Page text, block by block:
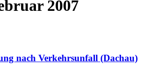
2007
nach Verkehrsunfall (Dachau)